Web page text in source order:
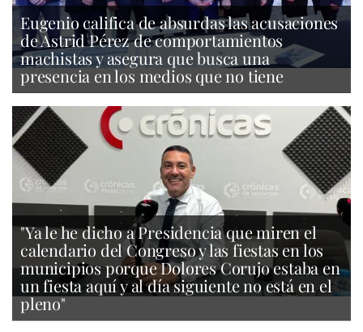
Eugenio califica de absurdas las acusaciones
de Astrid Pérez de comportamientos
machistas y asegura que busca una
presencia en los medios que no tiene
"Ya le he dicho a Presidencia que miren el
calendario del Congreso y las fiestas en los
municipios porque Dolores Corujo estaba en
un fiesta aquí y al día siguiente no está en el
pleno"